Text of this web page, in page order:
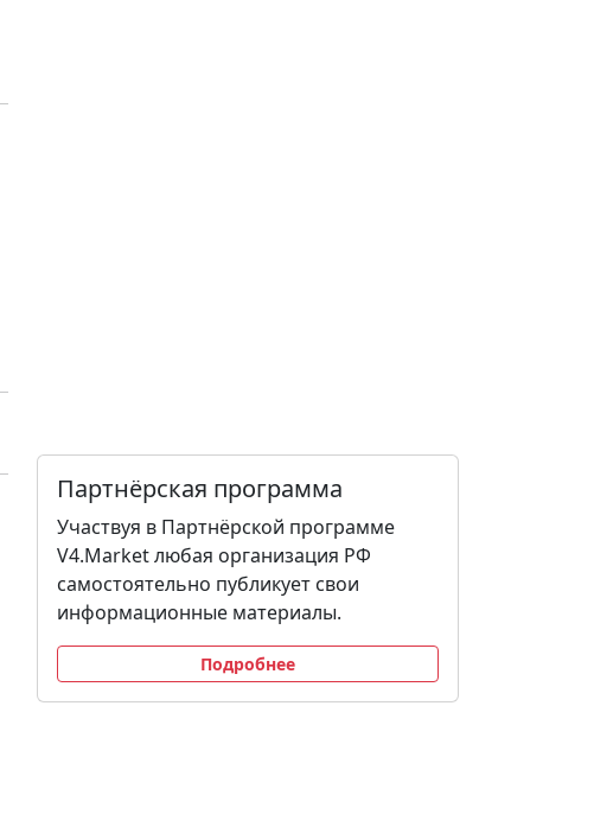
Партнёрская программа
Участвуя в Партнёрской программе
V4.Market любая организация РФ
самостоятельно публикует свои
информационные материалы.
Подробнее